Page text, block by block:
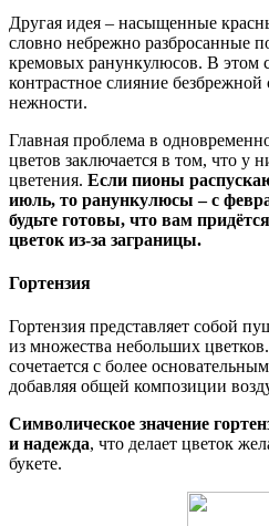
Другая идея – насыщенные
словно небрежно разбросанные
кремовых ранункулюсов. В этом
контрастное слияние
нежности.
Главная проблема в
цветов заключается в том, что у
цветения. Если пионы
июль, то ранункулюсы – с
будьте готовы, что вам
цветок из-за заграницы.
Гортензия
Гортензия представляет собой
из множества небольших
сочетается с более
добавляя общей композиции
Символическое значение
и надежда, что делает цветок
букете.